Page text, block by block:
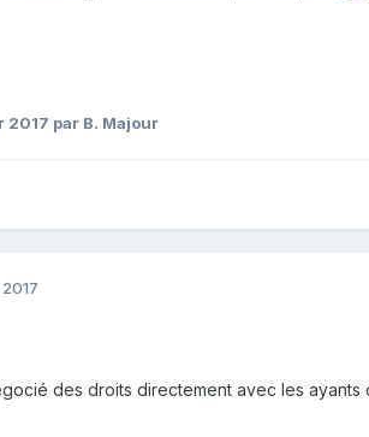
2017 par B. Majour
des droits directement avec les